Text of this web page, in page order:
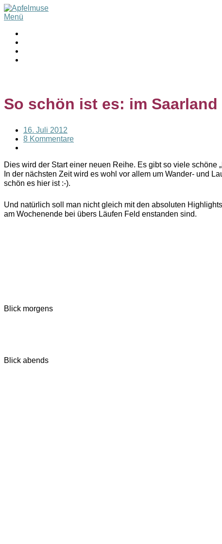
Menü
So schön ist es: im Saarland
16. Juli 2012
8 Kommentare
Dies wird der Start einer neuen Reihe. Es gibt so viele schöne
In der nächsten Zeit wird es wohl vor allem um Wander- und
schön es hier ist :-).
Und natürlich soll man nicht gleich mit den absoluten
am Wochenende bei übers Läufen Feld enstanden sind.
Blick morgens
Blick abends